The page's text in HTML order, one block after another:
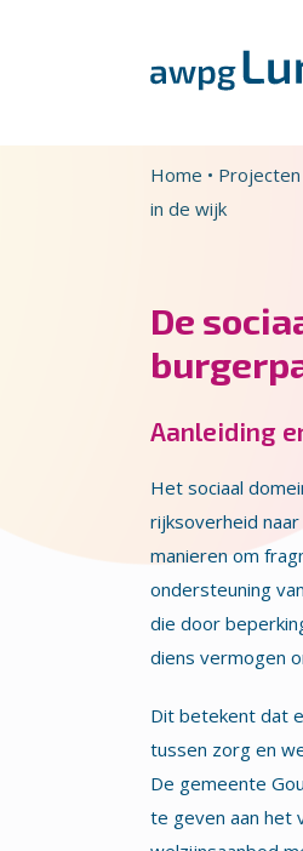
Home • Projecten
in de wijk
De
Aanleiding
Het sociaal
rijksoverheid
manieren om
ondersteuning
die door
diens vermogen
Dit betekent dat
tussen zorg en
De gemeente
te geven aan het